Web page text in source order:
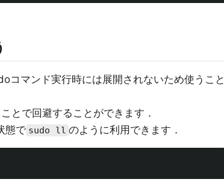
コマンド実行時には展開されないため使うこと
とで回避することができます．
態で sudo ll のように利用できます．